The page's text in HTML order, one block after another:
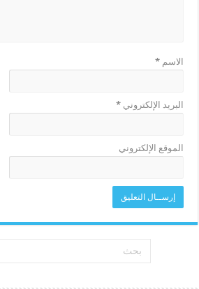
الاسم *
البريد الإلكتروني *
الموقع الإلكتروني